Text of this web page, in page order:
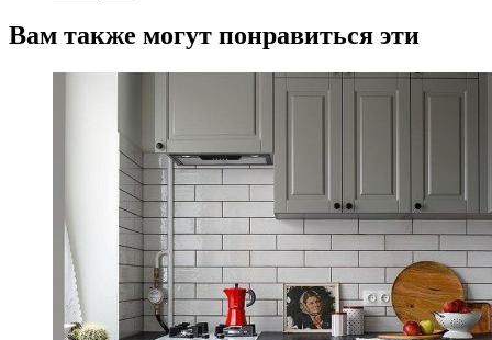
Вам также могут понравиться эти